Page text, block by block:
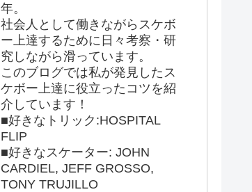
年。
社会人として働きながらスケボ
ー上達するために日々考察・研
究しながら滑っています。
このブログでは私が発見したス
ケボー上達に役立ったコツを紹
介しています！
■好きなトリック:HOSPITAL
FLIP
■好きなスケーター: JOHN
CARDIEL, JEFF GROSSO,
TONY TRUJILLO